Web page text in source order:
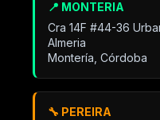
📍 MONTERIA
Cra 14F #44-36
Almeria
Montería, Córdoba
🔧 PEREIRA